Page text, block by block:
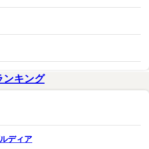
ンキング
ディア